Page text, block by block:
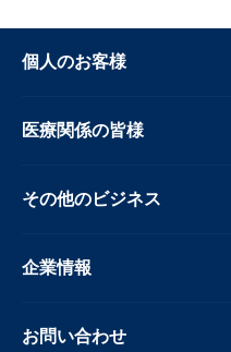
個人のお客様
医療関係の皆様
その他のビジネス
企業情報
お問い合わせ